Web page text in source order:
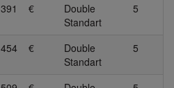
391 €
Double
Standart
5
454 €
Double
Standart
5